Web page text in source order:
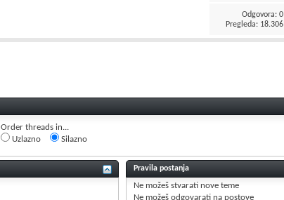
Odgovora: 0
Pregleda: 18.306
Order threads in...
Uzlazno
Silazno
Pravila postanja
Ne možeš stvarati nove teme
Ne možešodgovarati na postove